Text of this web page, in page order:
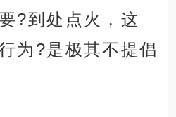
?到处点火，这
为?是极其不提倡